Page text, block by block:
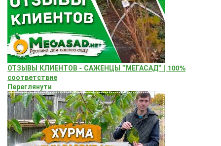
ОТЗЫВЫ КЛИЕНТОВ - САЖЕНЦЫ "МЕГАСАД" | 100%
соответствие
Переглянути